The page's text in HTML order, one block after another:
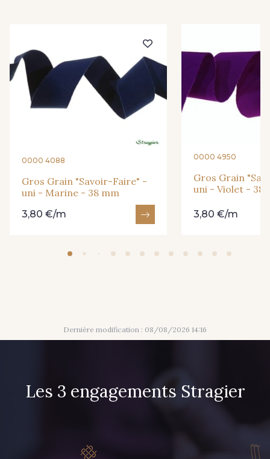
075 - Cerise 070 - Bordeaux
214 - Candy 171 - Gris Foncé
051 - Gris Clair
0000 4088
Gros Grain "Savoir-Faire" -
uni - Marine - 38 mm
3,80 €/m
0000 4950
Gros Grain
uni - Violet - 38
3,80 €/m
Dernière modification : 08/08/2026 14:16
Les 3 engagements Stragier